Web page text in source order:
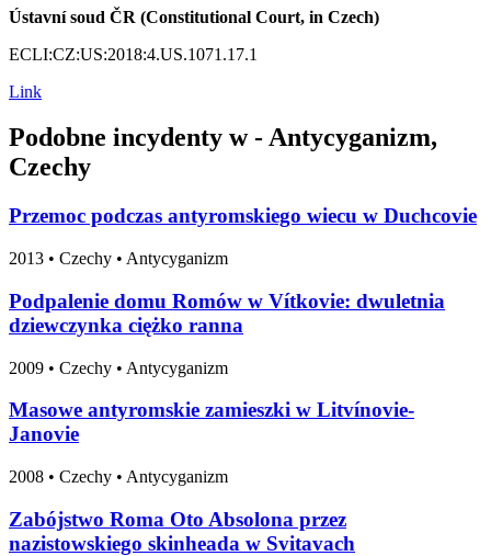
Ústavní soud ČR (Constitutional Court, in Czech)
ECLI:CZ:US:2018:4.US.1071.17.1
Link
Podobne incydenty w - Antycyganizm,
Czechy
Przemoc podczas antyromskiego wiecu w Duchcovie
2013 • Czechy • Antycyganizm
Podpalenie domu Romów w Vítkovie: dwuletnia
dziewczynka ciężko ranna
2009 • Czechy • Antycyganizm
Masowe antyromskie zamieszki w Litvínovie-
Janovie
2008 • Czechy • Antycyganizm
Zabójstwo Roma Oto Absolona przez
nazistowskiego skinheada w Svitavach